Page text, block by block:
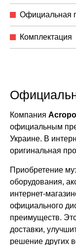
Официальная
Комплектация
Компания
официальным
Украине. В
оригинальная
Приобретение
оборудования,
интернет-
официального
преимуществ.
доставки,
решение других